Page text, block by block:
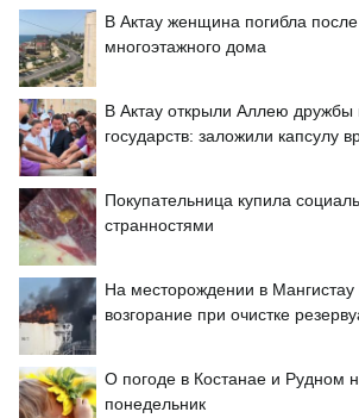
В Актау женщина погибла
многоэтажного дома
В Актау открыли Аллею дружбы
государств: заложили капсулу
Покупательница купила
странностями
На месторождении в
возгорание при очистке
О погоде в Костанае и Рудном
понедельник